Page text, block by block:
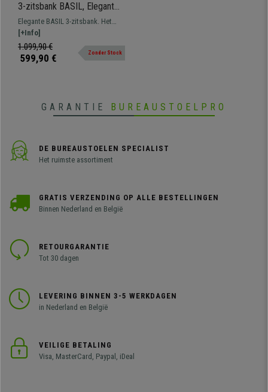
3-zitsbank BASIL, Elegant
Ontwerp, elegant Ontwerp,
in Leder, Kleur Bruin
Elegante BASIL 3-zitsbank. Het
exclusieve ontwerp brengt stijl
naar elke ruimte. Design, kwaliteit
en stijl voor de beste prijs!
[+Info]
1.099,90 €
599,90 € Zonder Stock
GARANTIE BUREAUSTOELPRO
DE BUREAUSTOELEN SPECIALIST
Het ruimste assortiment
GRATIS VERZENDING OP ALLE BESTELLINGEN
Binnen Nederland en België
RETOURGARANTIE
Tot 30 dagen
LEVERING BINNEN 3-5 WERKDAGEN
in Nederland en België
VEILIGE BETALING
Visa, MasterCard, Paypal, iDeal